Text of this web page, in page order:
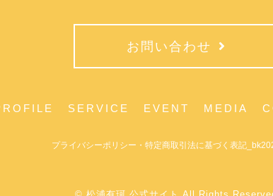
お問い合わせ
SERVICE EVENT MEDIA
プライバシーポリシー・特定商取引法に基づく表記